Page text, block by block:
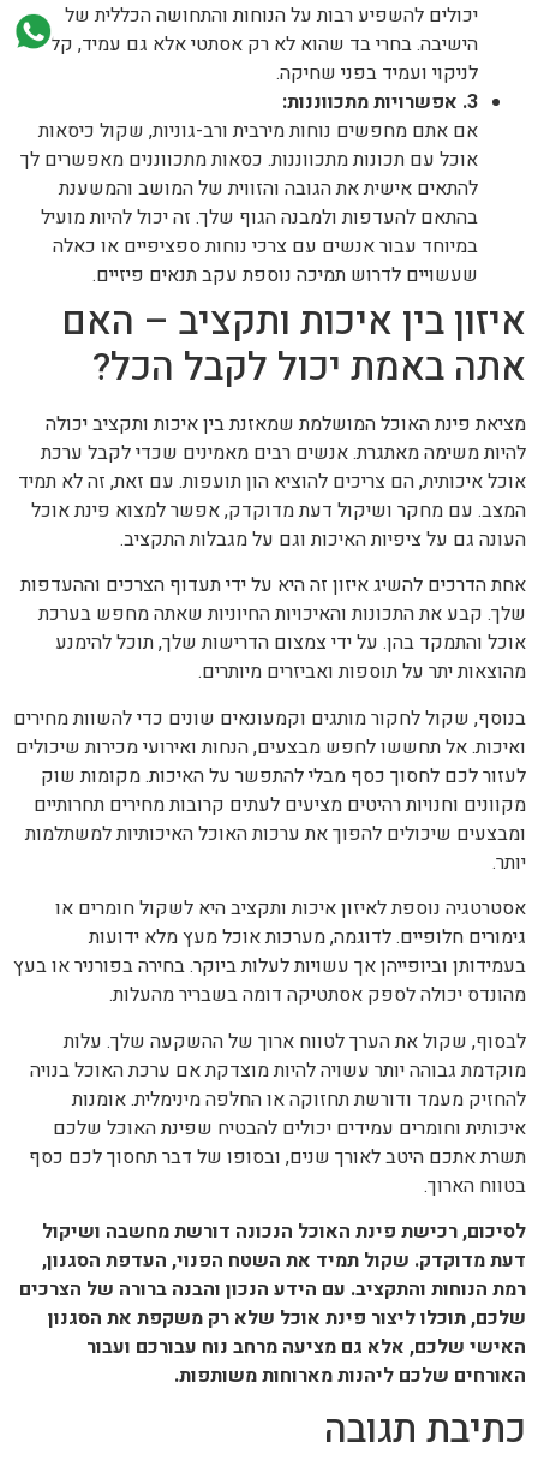
יכולים להשפיע רבות על הנוחות והתחושה הכללית של
הישיבה. בחרי בד שהוא לא רק אסתטי אלא גם עמיד, קל
לניקוי ועמיד בפני שחיקה.
3. אפשרויות מתכווננות:
אם אתם מחפשים נוחות מירבית ורב-גוניות, שקול כיסאות
אוכל עם תכונות מתכווננות. כסאות מתכווננים מאפשרים לך
להתאים אישית את הגובה והזווית של המושב והמשענת
בהתאם להעדפות ולמבנה הגוף שלך. זה יכול להיות מועיל
במיוחד עבור אנשים עם צרכי נוחות ספציפיים או כאלה
שעשויים לדרוש תמיכה נוספת עקב תנאים פיזיים.
איזון בין איכות ותקציב – האם
אתה באמת יכול לקבל הכל?
מציאת פינת האוכל המושלמת שמאזנת בין איכות ותקציב יכולה
להיות משימה מאתגרת. אנשים רבים מאמינים שכדי לקבל ערכת
אוכל איכותית, הם צריכים להוציא הון תועפות. עם זאת, זה לא תמיד
המצב. עם מחקר ושיקול דעת מדוקדק, אפשר למצוא פינת אוכל
העונה גם על ציפיות האיכות וגם על מגבלות התקציב.
אחת הדרכים להשיג איזון זה היא על ידי תעדוף הצרכים וההעדפות
שלך. קבע את התכונות והאיכויות החיוניות שאתה מחפש בערכת
אוכל והתמקד בהן. על ידי צמצום הדרישות שלך, תוכל להימנע
מהוצאות יתר על תוספות ואביזרים מיותרים.
בנוסף, שקול לחקור מותגים וקמעונאים שונים כדי להשוות מחירים
ואיכות. אל תחששו לחפש מבצעים, הנחות ואירועי מכירות שיכולים
לעזור לכם לחסוך כסף מבלי להתפשר על האיכות. מקומות שוק
מקוונים וחנויות רהיטים מציעים לעתים קרובות מחירים תחרותיים
ומבצעים שיכולים להפוך את ערכות האוכל האיכותיות למשתלמות
יותר.
אסטרטגיה נוספת לאיזון איכות ותקציב היא לשקול חומרים או
גימורים חלופיים. לדוגמה, מערכות אוכל מעץ מלא ידועות
בעמידותן וביופייהן אך עשויות לעלות ביוקר. בחירה בפורניר או בעץ
מהונדס יכולה לספק אסתטיקה דומה בשבריר מהעלות.
לבסוף, שקול את הערך לטווח ארוך של ההשקעה שלך. עלות
מוקדמת גבוהה יותר עשויה להיות מוצדקת אם ערכת האוכל בנויה
להחזיק מעמד ודורשת תחזוקה או החלפה מינימלית. אומנות
איכותית וחומרים עמידים יכולים להבטיח שפינת האוכל שלכם
תשרת אתכם היטב לאורך שנים, ובסופו של דבר תחסוך לכם כסף
בטווח הארוך.
לסיכום, רכישת פינת האוכל הנכונה דורשת מחשבה ושיקול
דעת מדוקדק. שקול תמיד את השטח הפנוי, העדפת הסגנון,
רמת הנוחות והתקציב. עם הידע הנכון והבנה ברורה של הצרכים
שלכם, תוכלו ליצור פינת אוכל שלא רק משקפת את הסגנון
האישי שלכם, אלא גם מציעה מרחב נוח עבורכם ועבור
האורחים שלכם ליהנות מארוחות משותפות.
כתיבת תגובה